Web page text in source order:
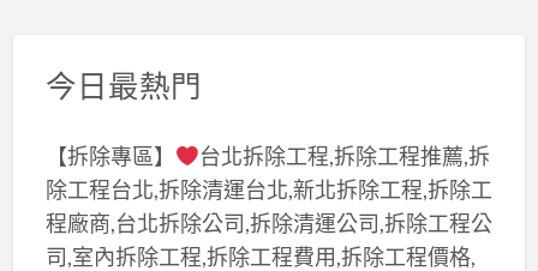
今日最熱門
【拆除專區】
台北拆除工程,拆除工程推薦,拆
除工程台北,拆除清運台北,新北拆除工程,拆除工
程廠商,台北拆除公司,拆除清運公司,拆除工程公
司,室內拆除工程,拆除工程費用,拆除工程價格,